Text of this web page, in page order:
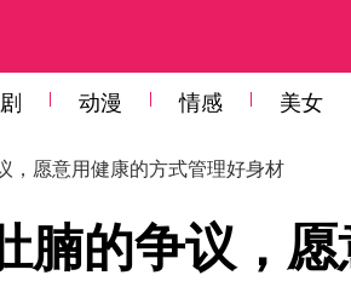
动漫 情感 美女
，愿意用健康的方式管理好身材
腩的争议，